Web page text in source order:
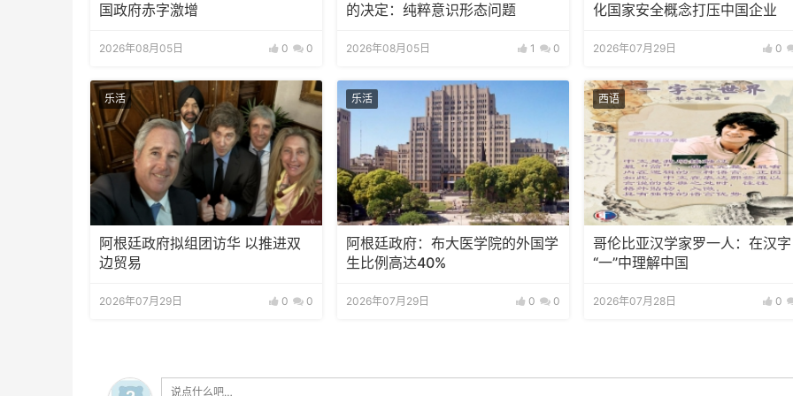
国政府赤字激增
2026年08月05日 0 0
的决定：纯粹意识形态问题
2026年08月05日 1 0
化国家安全概念打压中国企业
2026年07月29日 0
乐活
阿根廷政府拟组团访华 以推进双
边贸易
2026年07月29日 0 0
乐活
阿根廷政府：布大医学院的外国学
生比例高达40%
2026年07月29日 0 0
西语
哥伦比亚汉学家罗一人：在汉字
“一”中理解中国
2026年07月28日 0